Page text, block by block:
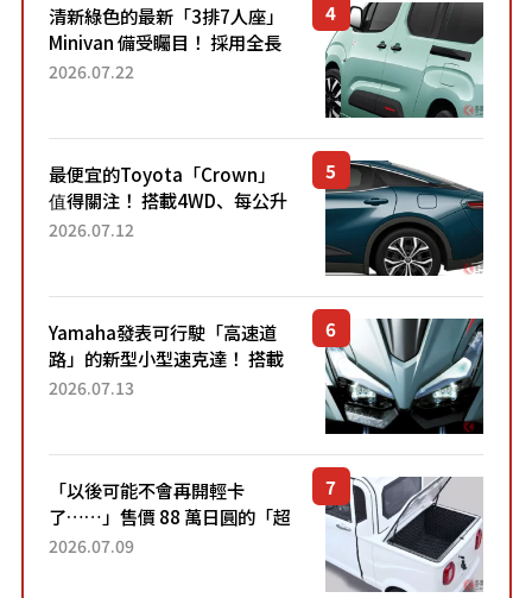
清新綠色的最新「3排7人座」
Minivan 備受矚目！ 採用全長
4.7公尺剛剛好的車身尺寸與
2026.07.22
最便宜的Toyota「Crown」
值得關注！ 搭載4WD、每公升
22.4公里低油耗表現超亮眼！
2026.07.12
Yamaha發表可行駛「高速道
路」的新型小型速克達！ 搭載
能享受超強勁「渦輪感」的動
2026.07.13
「以後可能不會再開輕卡
了……」售價 88 萬日圓的「超
迷你輕型貨車」引發兩極評
2026.07.09